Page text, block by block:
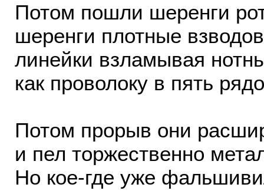
Потом пошли шеренги
шеренги плотные
линейки взламывая
как проволоку в пять
Потом прорыв они
и пел торжественно
Но кое-где уже